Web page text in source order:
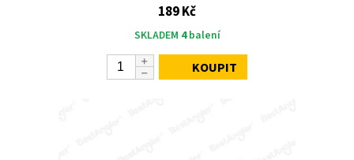
189 Kč
SKLADEM 4balení
KOUPIT